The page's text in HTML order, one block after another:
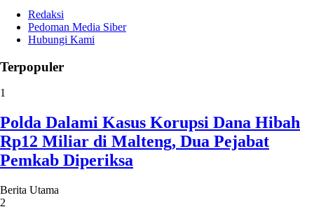
Redaksi
Pedoman Media Siber
Hubungi Kami
Terpopuler
1
Polda Dalami Kasus Korupsi Dana Hibah
Rp12 Miliar di Malteng, Dua Pejabat
Pemkab Diperiksa
Berita Utama
2